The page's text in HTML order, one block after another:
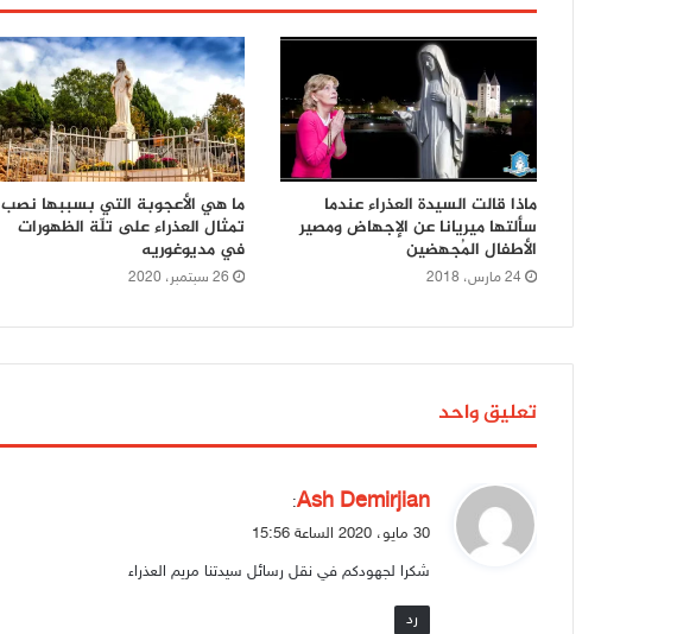
ماذا قالت السيدة العذراء عندما
سألتها ميريانا عن الإجهاض ومصير
الأطفال المُجهضين
24 مارس، 2018
ما هي الأعجوبة التي بسببها نصب
تمثال العذراء على تلّة الظهورات
في مديوغوريه
26 سبتمبر، 2020
تعليق واحد
ي
ق
ل
Ash Demirjian
:
30 مايو، 2020 الساعة 15:56
شكرا لجهودكم في نقل رسائل سيدتنا مريم العذراء
رد